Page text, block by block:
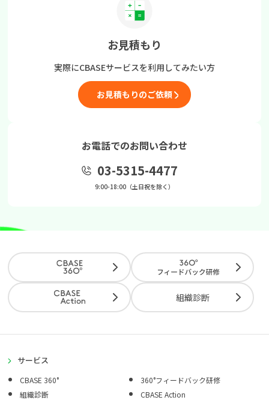
お見積もり
実際にCBASEサービスを利用してみたい方
お見積もりのご依頼
お電話でのお問い合わせ
03-5315-4477
9:00-18:00（土日祝を除く）
組織診断
サービス
CBASE 360°
360°フィードバック研修
組織診断
CBASE Action